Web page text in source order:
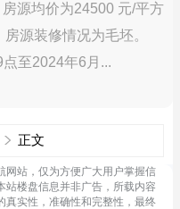
源均价为24500 元/平方
源装修情况为毛坯。
至2024年6月...
正文
网站，仅为方便广大用户掌握信
站楼盘信息并非广告，所载内容
真实性，准确性和完整性，最终